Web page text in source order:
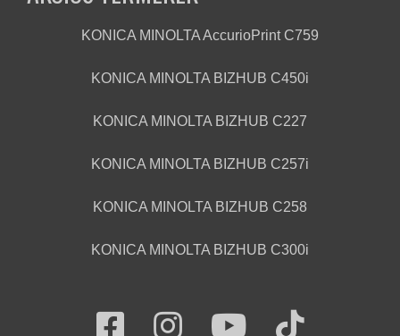
KONICA MINOLTA AccurioPrint C759
KONICA MINOLTA BIZHUB C450i
KONICA MINOLTA BIZHUB C227
KONICA MINOLTA BIZHUB C257i
KONICA MINOLTA BIZHUB C258
KONICA MINOLTA BIZHUB C300i